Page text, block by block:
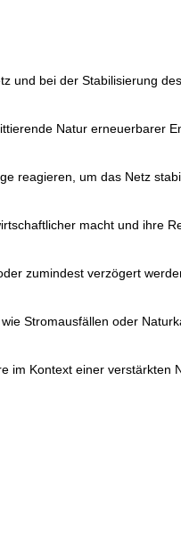
bei der Stabilisierung
Natur erneuerbarer
reagieren, um das Netz
macht und ihre
zumindest verzögert
Stromausfällen oder
Kontext einer